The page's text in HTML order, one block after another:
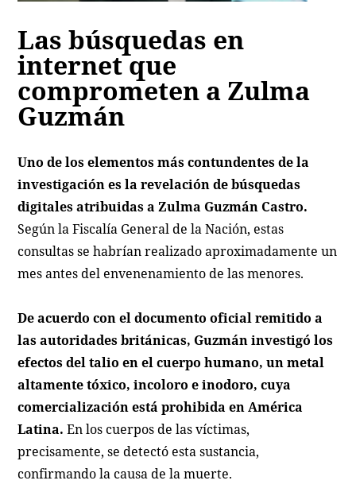
Las búsquedas en
internet que
comprometen a Zulma
Guzmán
Uno de los elementos más contundentes de la
investigación es la revelación de búsquedas
digitales atribuidas a Zulma Guzmán Castro.
Según la Fiscalía General de la Nación, estas
consultas se habrían realizado aproximadamente un
mes antes del envenenamiento de las menores.
De acuerdo con el documento oficial remitido a
las autoridades británicas, Guzmán investigó los
efectos del talio en el cuerpo humano, un metal
altamente tóxico, incoloro e inodoro, cuya
comercialización está prohibida en América
Latina. En los cuerpos de las víctimas,
precisamente, se detectó esta sustancia,
confirmando la causa de la muerte.